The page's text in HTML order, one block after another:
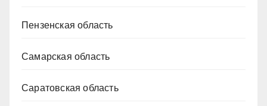
Пензенская область
Самарская область
Саратовская область